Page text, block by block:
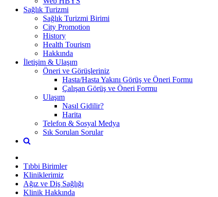
Sağlık Turizmi
Sağlık Turizmi Birimi
City Promotion
History
Health Tourism
Hakkında
İletişim & Ulaşım
Öneri ve Görüşleriniz
Hasta/Hasta Yakını Görüş ve Öneri Formu
Çalışan Görüş ve Öneri Formu
Ulaşım
Nasıl Gidilir?
Harita
Telefon & Sosyal Medya
Sık Sorulan Sorular
Tıbbi Birimler
Kliniklerimiz
Ağız ve Diş Sağlığı
Klinik Hakkında